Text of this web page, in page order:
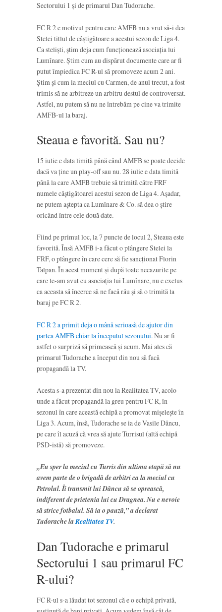
Sectorului 1 și de primarul Dan Tudorache.
FC R 2 e motivul pentru care AMFB nu a vrut să-i dea
Stelei titlul de câștigătoare a acestui sezon de Liga 4.
Ca steliști, știm deja cum funcționează asociația lui
Lumînare. Știm cum au dispărut documente care ar fi
putut împiedica FC R-ul să promoveze acum 2 ani.
Știm și cum la meciul cu Carmen, de anul trecut, a fost
trimis să ne arbitreze un arbitru destul de controversat.
Astfel, nu putem să nu ne întrebăm pe cine va trimite
AMFB-ul la baraj.
Steaua e favorită. Sau nu?
15 iulie e data limită până când AMFB se poate decide
dacă va ține un play-off sau nu. 28 iulie e data limită
până la care AMFB trebuie să trimită către FRF
numele câștigătoarei acestui sezon de Liga 4. Așadar,
ne putem aștepta ca Lumînare & Co. să dea o știre
oricând între cele două date.
Fiind pe primul loc, la 7 puncte de locul 2, Steaua este
favorită. Însă AMFB i-a făcut o plângere Stelei la
FRF, o plângere în care cere să fie sancționat Florin
Talpan. În acest moment și după toate necazurile pe
care le-am avut cu asociația lui Lumînare, nu e exclus
ca aceasta să încerce să ne facă rău și să o trimită la
baraj pe FC R 2.
FC R 2 a primit deja o mână serioasă de ajutor din
partea AMFB chiar la începutul sezonului.Nu ar fi
astfel o surpriză să primească și acum. Mai ales că
primarul Tudorache a început din nou să facă
propagandă la TV.
Acesta s-a prezentat din nou la Realitatea TV, acolo
unde a făcut propagandă la greu pentru FC R, în
sezonul în care această echipă a promovat mișelește în
Liga 3. Acum, însă, Tudorache se ia de Vasile Dâncu,
pe care îl acuză că vrea să ajute Turrisul (altă echipă
PSD-istă) să promoveze.
„Eu sper la meciul cu Turris din ultima etapă să nu
avem parte de o brigadă de arbitri ca la meciul cu
Petrolul. Îi transmit lui Dâncu să se oprească,
indiferent de prietenia lui cu Dragnea. Nu e nevoie
să strice fotbalul. Să ia o pauză,” a declarat
Tudorache laRealitatea TV.
Dan Tudorache e primarul
Sectorului 1 sau primarul FC
R-ului?
FC R-ul s-a lăudat tot sezonul că e o echipă privată,